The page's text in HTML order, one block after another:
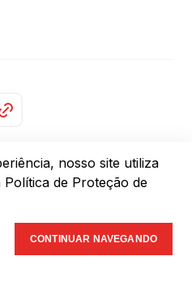
nosso site utiliza
Política de Proteção de
CONTINUAR NAVEGANDO